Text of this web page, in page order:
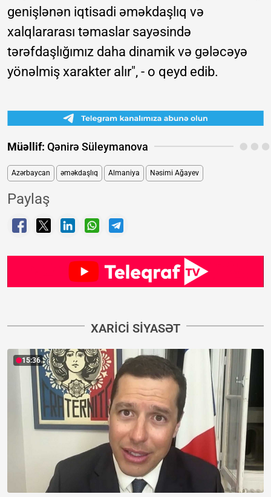
genişlənən iqtisadi əməkdaşlıq və
xalqlararası təmaslar sayəsində
tərəfdaşlığımız daha dinamik və gələcəyə
yönəlmiş xarakter alır", - o qeyd edib.
Müəllif: Qənirə Süleymanova
Azərbaycan əməkdaşlıq Almaniya Nəsimi Ağayev
Paylaş
XARICI SIYASƏT
15:36